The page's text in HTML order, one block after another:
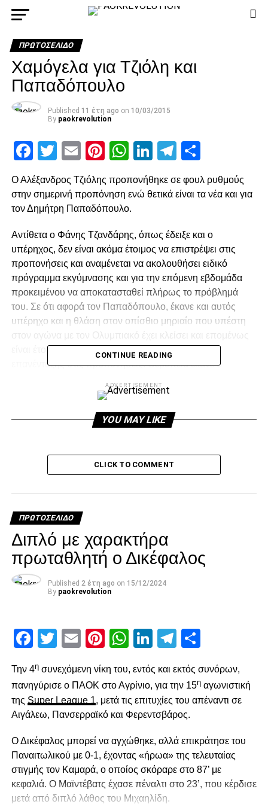
ΠΡΩΤΟΣΈΛΙΔΟ
Χαμόγελα για Τζιόλη και
Παπαδόπουλο
Published 11 έτη ago on 10/03/2015
By paokrevolution
Facebook
Twitter
EmailPinterest
WhatsApp
LinkedIn
Telegram
Ο Αλέξανδρος Τζιόλης προπονήθηκε σε φουλ ρυθμούς
στην σημερινή προπόνηση ενώ θετικά είναι τα νέα και για
τον Δημήτρη Παπαδόπουλο.
Αντίθετα ο Φάνης Τζανδάρης, όπως έδειξε και ο
υπέρηχος, δεν είναι ακόμα έτοιμος να επιστρέψει στις
προπονήσεις και αναμένεται να ακολουθήσει ειδικό
πρόγραμμα εκγύμνασης και για την επόμενη εβδομάδα
προκειμένου να αποκατασταθεί πλήρως το πρόβλημά
του. Σε ότι αφορά τον Παπαδόπουλο, έκανε και αυτός
υπέρηχο και η θλάση στον οπίσθιο μηριαίο που υπέστη
είναι έτοιμος να ξεκινήσει πρόγραμμα σταδιακής
επανένταξης στις προπονήσεις. Θεραπεία έκανε ο
Facebook
Twitter
Email
Pinterest
WhatsApp
LinkedIn
Σάββατο με Αστέρα
DON'T MISS
paokrevolution
CONTINUE READING
ADVERTISEMENT
YOU MAY LIKE
CLICK TO COMMENT
ΠΡΩΤΟΣΈΛΙΔΟ
Διπλό με χαρακτήρα
πρωταθλητή ο Δικέφαλος
Published 2 έτη ago on 15/12/2024
By paokrevolution
Facebook
Twitter
EmailPinterest
WhatsApp
LinkedIn
Telegram
Την 4ησυνεχόμενη νίκη του, εντός και εκτός συνόρων,
πανηγύρισε ο ΠΑΟΚ στο Αγρίνιο, για την 15ηαγωνιστική
της Super League 1, μετά τις επιτυχίες του απέναντι σε
Αιγάλεω, Πανσερραϊκό και Φερεντσβάρος.
Ο Δικέφαλος μπορεί να αγχώθηκε, αλλά επικράτησε του
Παναιτωλικού με 0-1, έχοντας «ήρωα» της τελευταίας
στιγμής τον Καμαρά, ο οποίος σκόραρε στο 87’ με
κεφαλιά. Ο Μαϊντέβατς έχασε πέναλτι στο 23’, που κέρδισε
μετά από διπλό λάθος του Μιχαηλίδη.